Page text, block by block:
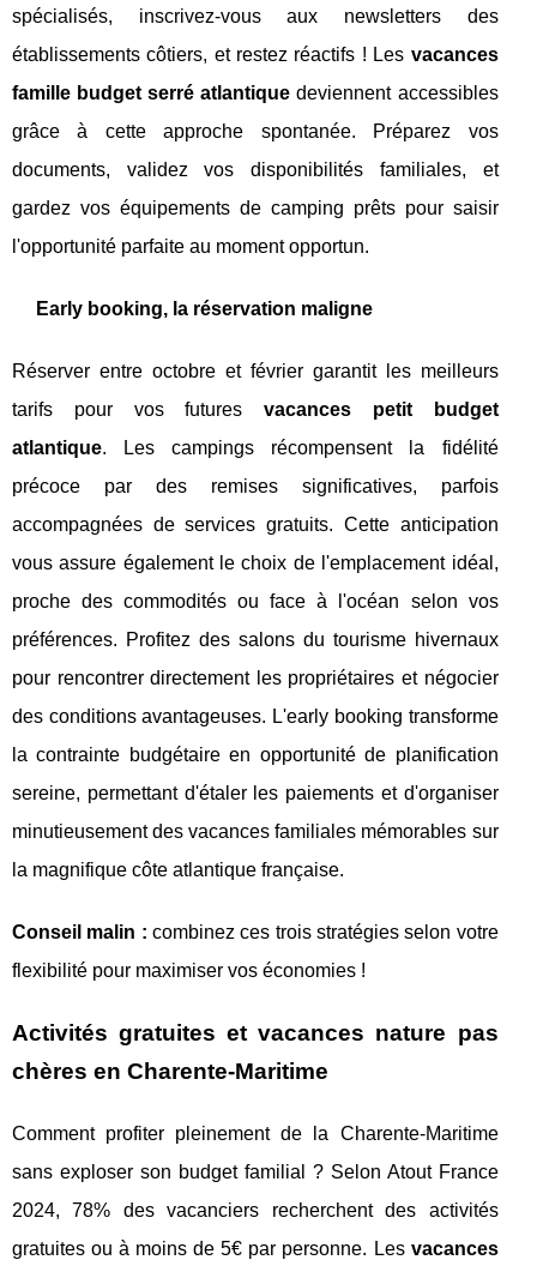
spécialisés, inscrivez-vous aux newsletters des
établissements côtiers, et restez réactifs ! Les vacances
famille budget serré atlantique deviennent accessibles
grâce à cette approche spontanée. Préparez vos
documents, validez vos disponibilités familiales, et
gardez vos équipements de camping prêts pour saisir
l'opportunité parfaite au moment opportun.
Early booking, la réservation maligne
Réserver entre octobre et février garantit les meilleurs
tarifs pour vos futuresvacances petit budget
atlantique. Les campings récompensent la fidélité
précoce par des remises significatives, parfois
accompagnées de services gratuits. Cette anticipation
vous assure également le choix de l'emplacement idéal,
proche des commodités ou face à l'océan selon vos
préférences. Profitez des salons du tourisme hivernaux
pour rencontrer directement les propriétaires et négocier
des conditions avantageuses. L'early booking transforme
la contrainte budgétaire en opportunité de planification
sereine, permettant d'étaler les paiements et d'organiser
minutieusement des vacances familiales mémorables sur
la magnifique côte atlantique française.
Conseil malin : combinez ces trois stratégies selon votre
flexibilité pour maximiser vos économies !
Activités gratuites et vacances nature pas
chères en Charente-Maritime
Comment profiter pleinement de la Charente-Maritime
sans exploser son budget familial ? Selon Atout France
2024, 78% des vacanciers recherchent des activités
gratuites ou à moins de 5€ par personne. Les vacances